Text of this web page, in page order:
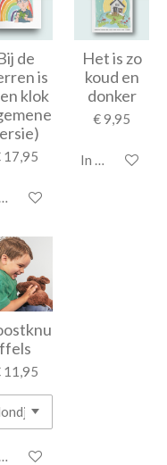
de
is
klok
17,95
Het is zo
koud en
donker
€ 9,95
In
ffels
11,95